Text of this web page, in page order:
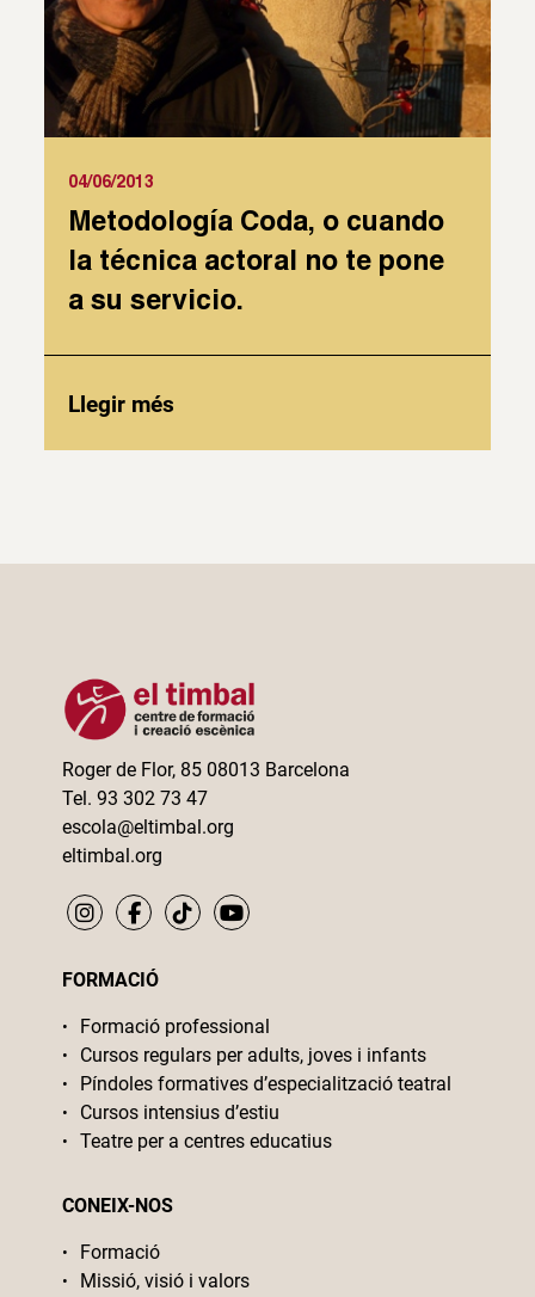
04/06/2013
Metodología Coda, o cuando
la técnica actoral no te pone
a su servicio.
Llegir més
Roger de Flor, 85 08013 Barcelona
Tel. 93 302 73 47
escola@eltimbal.org
eltimbal.org
FORMACIÓ
Formació professional
Cursos regulars per adults, joves i infants
Píndoles formatives d’especialització teatral
Cursos intensius d’estiu
Teatre per a centres educatius
CONEIX-NOS
Formació
Missió, visió i valors